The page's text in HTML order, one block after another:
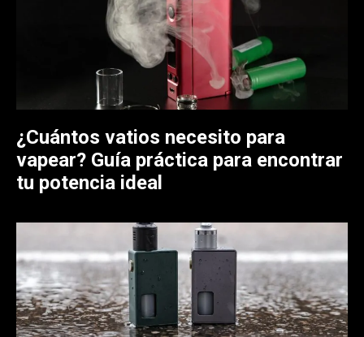
¿Cuántos vatios necesito para
vapear? Guía práctica para encontrar
tu potencia ideal